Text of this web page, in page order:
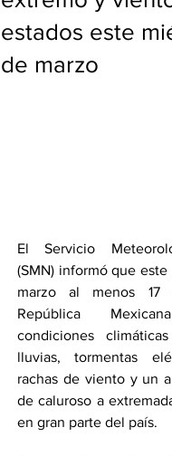
estados este
de marzo
El Servicio
(SMN) informó que
marzo al menos 17
República
condiciones
lluvias, tormentas
rachas de viento y un
de caluroso a
en gran parte del país.